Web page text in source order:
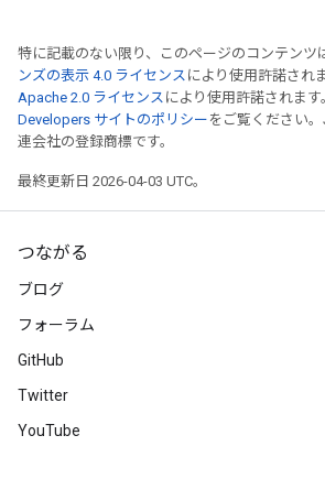
特に記載のない限り、このページのコンテンツ
ンズの表示 4.0 ライセンス により使用許諾され
Apache 2.0 ライセンス により使用許諾されます
Developers サイトのポリシー をご覧ください
連会社の登録商標です。
最終更新日 2026-04-03 UTC。
つながる
ブログ
フォーラム
GitHub
Twitter
YouTube